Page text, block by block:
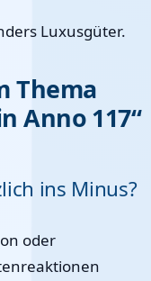
Luxusgüter.
Thema
Anno 117“
ins Minus?
oder